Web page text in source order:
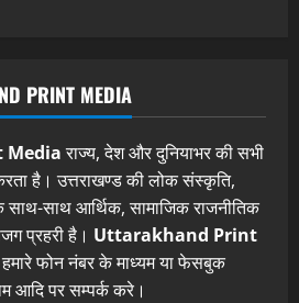
PRINT MEDIA
राज्य, देश और दुनियाभर की सभी
है। उत्तराखण्ड की लोक संस्कृति,
साथ-साथ आर्थिक, सामाजिक राजनीतिक
प्रहरी है। Uttarakhand Print
फोन नंबर के माध्यम या फेसबुक
आदि पर सम्पर्क करे।